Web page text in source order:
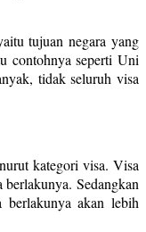
tujuan negara yang
contohnya seperti Uni
tidak seluruh visa
kategori visa. Visa
Sedangkan
akan lebih